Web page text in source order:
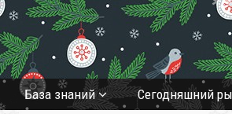
База знаний Cегодняшний